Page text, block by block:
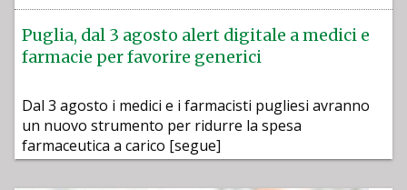
Puglia, dal 3 agosto alert digitale a medici e
farmacie per favorire generici
Dal 3 agosto i medici e i farmacisti pugliesi avranno
un nuovo strumento per ridurre la spesa
farmaceutica a carico [segue]